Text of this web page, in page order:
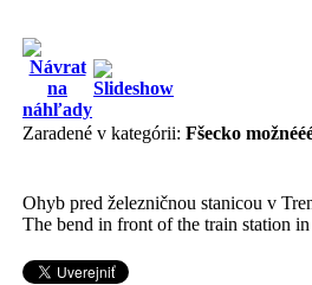
Zaradené v kategórii: Fšecko
Ohyb pred železničnou stanicou v
The bend in front of the train station